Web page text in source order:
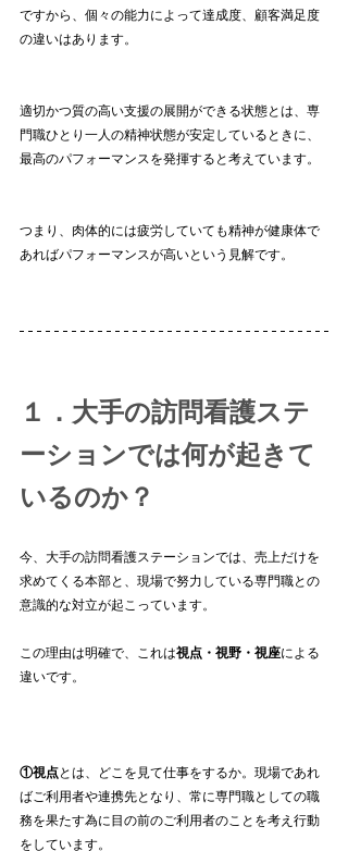
ですから、個々の能力によって達成度、顧客満足度
の違いはあります。
適切かつ質の高い支援の展開ができる状態とは、専
門職ひとり一人の精神状態が安定しているときに、
最高のパフォーマンスを発揮すると考えています。
つまり、肉体的には疲労していても精神が健康体で
あればパフォーマンスが高いという見解です。
１．大手の訪問看護ステ
ーションでは何が起きて
いるのか？
今、大手の訪問看護ステーションでは、売上だけを
求めてくる本部と、現場で努力している専門職との
意識的な対立が起こっています。
この理由は明確で、これは視点・視野・視座による
違いです。
①視点とは、どこを見て仕事をするか。現場であれ
ばご利用者や連携先となり、常に専門職としての職
務を果たす為に目の前のご利用者のことを考え行動
をしています。